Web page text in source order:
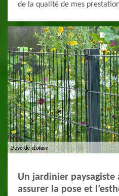
de la qualité de mes
Un jardinier
assurer la pose et